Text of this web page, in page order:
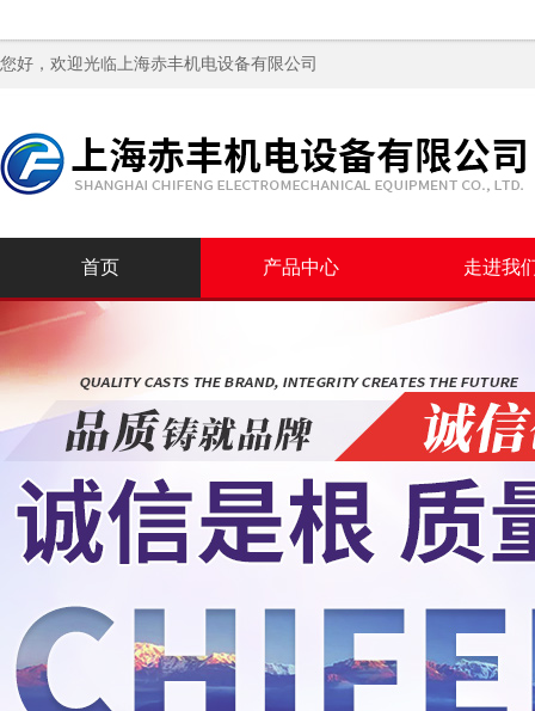
您好，欢迎光临上海赤丰机电设备有限公司
首页 产品中心 走进我